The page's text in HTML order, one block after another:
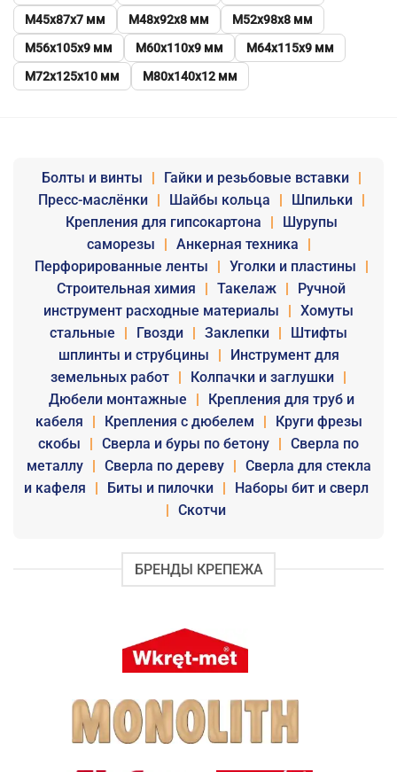
М45х87х7 мм
М48х92х8 мм
М52х98х8 мм
М56х105х9 мм
М60х110х9 мм
М64х115х9 мм
М72х125х10 мм
М80х140х12 мм
Болты и винты | Гайки и резьбовые вставки
|
Пресс-маслёнки
| Шайбы кольца | Шпильки
|
Крепления для гипсокартона
|
Шурупы
саморезы
| Анкерная техника
|
Перфорированные ленты
| Уголки и пластины
|
Строительная химия
| Такелаж |
Ручной
инструмент расходные материалы
| Хомуты
стальные
| Гвозди | Заклепки |
Штифты
шплинты и струбцины
|
Инструмент для
земельных работ | Колпачки и заглушки |
Дюбели монтажные
|
Крепления для труб и
кабеля
| Крепления с дюбелем |
Круги фрезы
скобы
| Сверла и буры по бетону | Сверла по
металлу
| Сверла по дереву | Сверла для стекла
и кафеля
| Биты и пилочки |
Наборы бит и сверл
| Скотчи
БРЕНДЫ КРЕПЕЖА